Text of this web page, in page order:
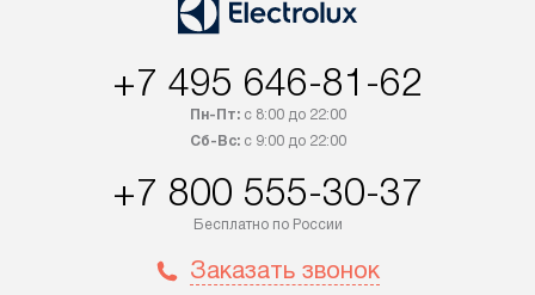
быть отправлены покупателю
интересен товар «Под заказ»,
приобретения с менеджером сайта.
доставляются бесплатно
по Москве в пределах МКАД,
не предусмотрена. После 100%
по монтажу
материалы.
+7 495 646-81-62
Пн-Пт:с 8:00 до 22:00
Сб-Вс:с 9:00 до 22:00
+7 800 555-30-37
Бесплатно по России
Заказать звонок